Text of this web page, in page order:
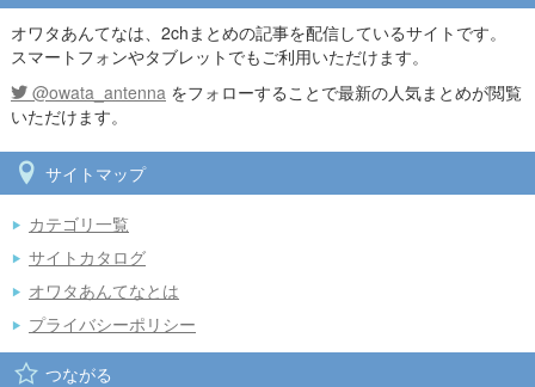
オワタあんてなは、2chまとめの記事を配信しているサイトです。
スマートフォンやタブレットでもご利用いただけます。
@owata_antenna をフォローすることで最新の人気まとめが閲覧
いただけます。
サイトマップ
カテゴリ一覧
サイトカタログ
オワタあんてなとは
プライバシーポリシー
つながる